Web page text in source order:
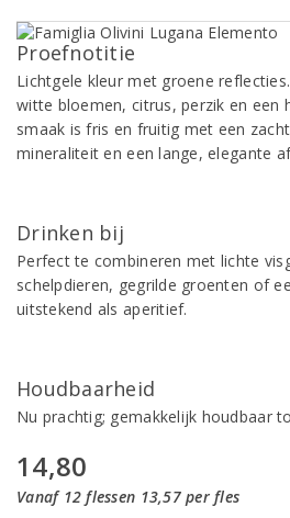
Proefnotitie
Lichtgele kleur met groene
witte bloemen, citrus, perzik en een
smaak is fris en fruitig met een
mineraliteit en een lange, elegante
Drinken bij
Perfect te combineren met lichte
schelpdieren, gegrilde groenten of
uitstekend als aperitief.
Houdbaarheid
Nu prachtig; gemakkelijk houdbaar
14,80
Vanaf 12 flessen 13,57 per fles